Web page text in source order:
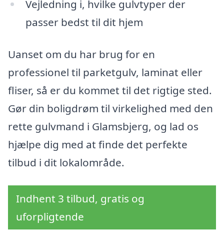
Vejledning i, hvilke gulvtyper der
passer bedst til dit hjem
Uanset om du har brug for en
professionel til parketgulv, laminat eller
fliser, så er du kommet til det rigtige sted.
Gør din boligdrøm til virkelighed med den
rette gulvmand i Glamsbjerg, og lad os
hjælpe dig med at finde det perfekte
tilbud i dit lokalområde.
Indhent 3 tilbud, gratis og
uforpligtende